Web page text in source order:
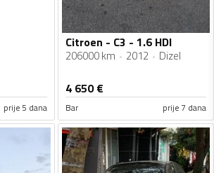
prije 5 dana
Citroen - C3 - 1.6 HDI
206000 km 2012 Dizel
4 650€
Bar prije 7 dana